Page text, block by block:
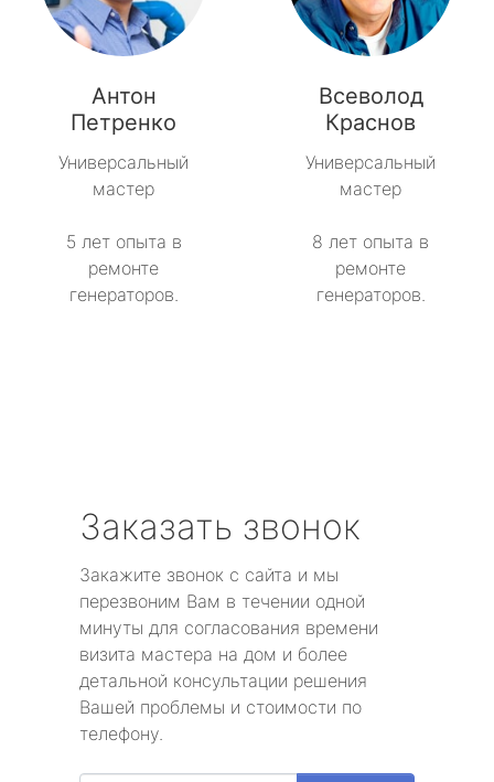
Антон
Петренко
Универсальный
мастер
5 лет опыта в
ремонте
генераторов.
Всеволод
Краснов
Универсальный
мастер
8 лет опыта в
ремонте
генераторов.
Заказать звонок
Закажите звонок с сайта и мы
перезвоним Вам в течении одной
минуты для согласования времени
визита мастера на дом и более
детальной консультации решения
Вашей проблемы и стоимости по
телефону.